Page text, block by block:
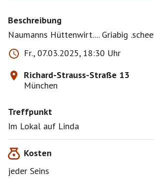
Beschreibung
Naumanns Hüttenwirt.... Griabig .schee
Fr., 07.03.2025, 18:30 Uhr
Richard-Strauss-Straße 13
München
Treffpunkt
Im Lokal auf Linda
Kosten
jeder Seins